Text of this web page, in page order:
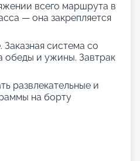
всего маршрута в
— она закрепляется
система со
обеды и ужины. Завтрак
развлекательные и
на борту